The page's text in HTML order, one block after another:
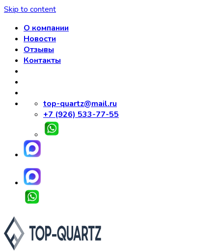
Skip to content
О компании
Новости
Отзывы
Контакты
top-quartz@mail.ru
+7 (926) 533-77-55